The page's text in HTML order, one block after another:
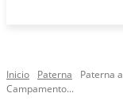
Inicio Paterna
Paterna
Campamento...